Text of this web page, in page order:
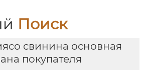
Поиск
свинина основная
покупателя